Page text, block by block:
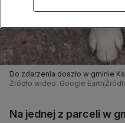
Do zdarzenia doszło w gminie
Źródło wideo: Google Earth
Na jednej z parceli w